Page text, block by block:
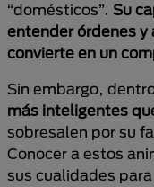
“domésticos”. Su
entender órdenes y
convierte en un
Sin embargo,
más inteligentes
sobresalen por su
Conocer a estos
sus cualidades